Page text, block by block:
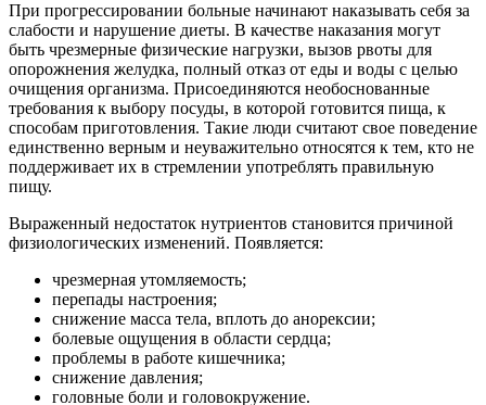
При прогрессировании больные начинают наказывать себя за
слабости и нарушение диеты. В качестве наказания могут
быть чрезмерные физические нагрузки, вызов рвоты для
опорожнения желудка, полный отказ от еды и воды с целью
очищения организма. Присоединяются необоснованные
требования к выбору посуды, в которой готовится пища, к
способам приготовления. Такие люди считают свое поведение
единственно верным и неуважительно относятся к тем, кто не
поддерживает их в стремлении употреблять правильную
пищу.
Выраженный недостаток нутриентов становится причиной
физиологических изменений. Появляется:
чрезмерная утомляемость;
перепады настроения;
снижение масса тела, вплоть до анорексии;
болевые ощущения в области сердца;
проблемы в работе кишечника;
снижение давления;
головные боли и головокружение.